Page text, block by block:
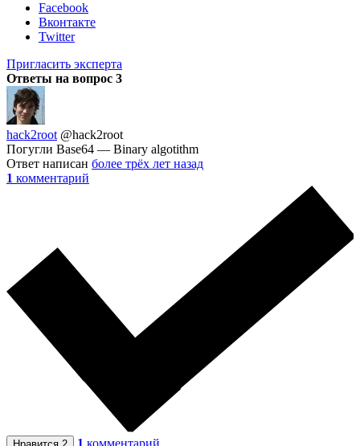
Facebook
Вконтакте
Twitter
Пригласить эксперта
Ответы на вопрос 3
hack2root @hack2root
Погугли Base64 — Binary algotithm
Ответ написан более трёх лет назад
1 комментарий